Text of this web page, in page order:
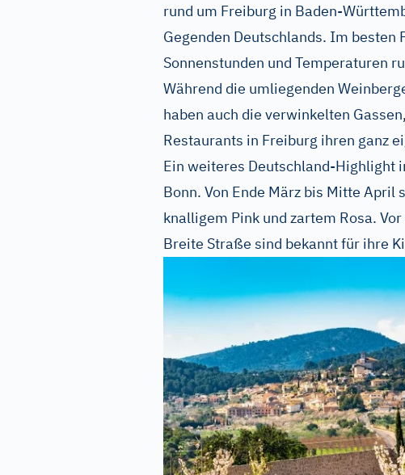
rund um Freiburg in Baden-
Gegenden Deutschlands. Im
Sonnenstunden und Temperaturen
Während die umliegenden
haben auch die verwinkelten
Restaurants in Freiburg ihren ganz
Ein weiteres Deutschland-Highlight
Bonn. Von Ende März bis Mitte
knalligem Pink und zartem Rosa.
Breite Straße sind bekannt für ihre